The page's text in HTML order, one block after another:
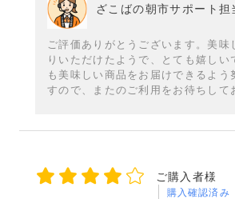
ざこばの朝市サポート担
ご評価ありがとうございます。美味
りいただけたようで、とても嬉しい
も美味しい商品をお届けできるよう
すので、またのご利用をお待ちして
ご購入者様
購入確認済み